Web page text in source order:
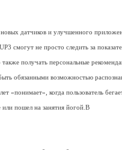
новых датчиков и улучшенного
смогут не просто следить за
также получать персональные
обязанными возможностью
«понимает», когда пользователь
или пошел на занятия йогой.В